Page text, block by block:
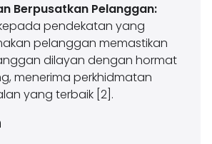
Berpusatkan Pelanggan:
pendekatan yang
pelanggan memastikan
dilayan dengan hormat
menerima perkhidmatan
yang terbaik [2].